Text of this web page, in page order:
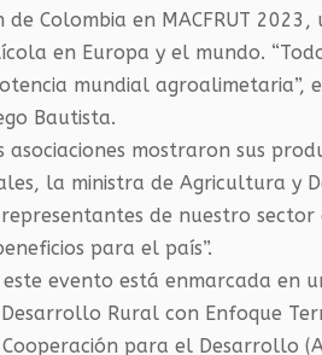
Colombia en MACFRUT 2023,
en Europa y el mundo.
mundial agroalimetaria”,
Bautista.
mostraron sus
la ministra de Agricultura y
de nuestro
para el país”.
evento está enmarcada en
Rural con Enfoque
para el Desarrollo